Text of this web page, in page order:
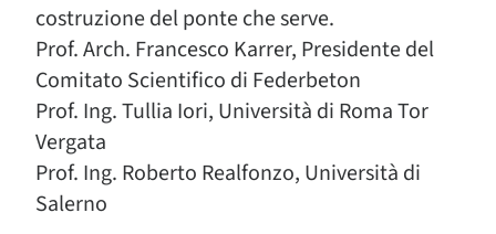
costruzione del ponte che serve.
Prof. Arch. Francesco Karrer, Presidente del
Comitato Scientifico di Federbeton
Prof. Ing. Tullia Iori, Università di Roma Tor
Vergata
Prof. Ing. Roberto Realfonzo, Università di
Salerno